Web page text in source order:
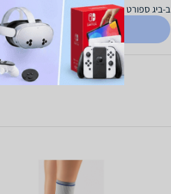
ב-ביג ספורט
לפרטים נוספים